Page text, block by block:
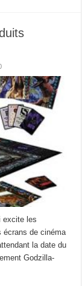
excite les
écrans de cinéma
la date du
Godzilla-